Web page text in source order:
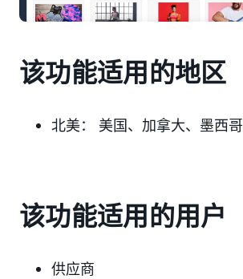
该功能适用的地区
北美： 美国、加拿大、墨西哥
该功能适用的用户
供应商